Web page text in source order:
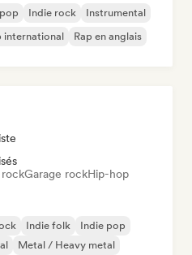
Indie rock
Instrumental
international Rap en anglais
Garage rockHip-hop
Indie folk
Indie pop
Metal / Heavy metal